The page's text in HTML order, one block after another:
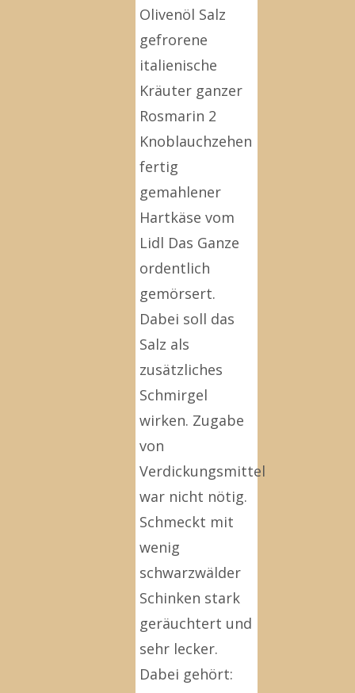
Olivenöl Salz
gefrorene
italienische
Kräuter ganzer
Rosmarin 2
Knoblauchzehen
fertig
gemahlener
Hartkäse vom
Lidl Das Ganze
ordentlich
gemörsert.
Dabei soll das
Salz als
zusätzliches
Schmirgel
wirken. Zugabe
von
Verdickungsmittel
war nicht nötig.
Schmeckt mit
wenig
schwarzwälder
Schinken stark
geräuchtert und
sehr lecker.
Dabei gehört: